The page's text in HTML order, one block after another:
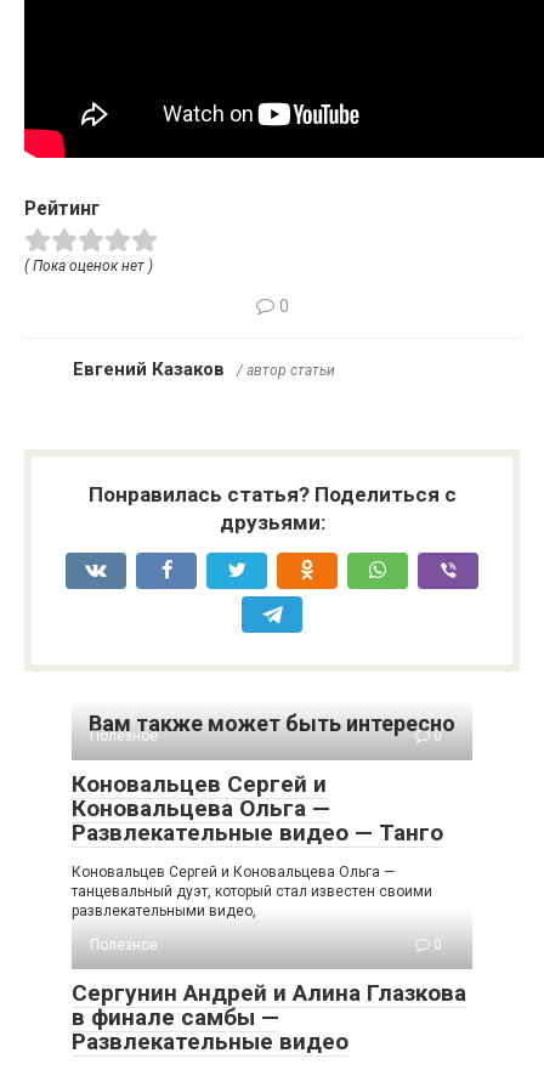
Рейтинг
( Пока оценок нет )
0
Евгений Казаков / автор статьи
Понравилась статья? Поделиться с
друзьями:
Вам также может быть интересно
Полезное 0
Коновальцев Сергей и
Коновальцева Ольга —
Развлекательные видео — Танго
Коновальцев Сергей и Коновальцева Ольга —
танцевальный дуэт, который стал известен своими
развлекательными видео,
Полезное
0
Сергунин Андрей и Алина Глазкова
в финале самбы —
Развлекательные видео